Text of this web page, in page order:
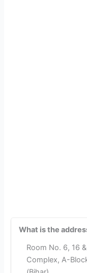
What is the
Room No. 6, 16
Complex, A-